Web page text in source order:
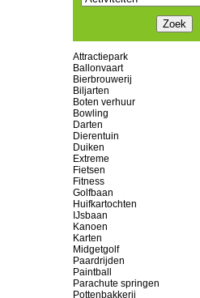
Attractiepark
Ballonvaart
Bierbrouwerij
Biljarten
Boten verhuur
Bowling
Darten
Dierentuin
Duiken
Extreme
Fietsen
Fitness
Golfbaan
Huifkartochten
IJsbaan
Kanoen
Karten
Midgetgolf
Paardrijden
Paintball
Parachute springen
Pottenbakkerij